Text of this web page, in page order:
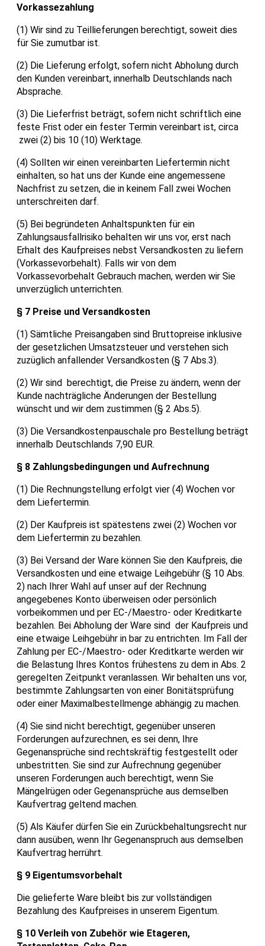
Vorkassezahlung
(1) Wir sind zu Teillieferungen berechtigt, soweit dies
für Sie zumutbar ist.
(2) Die Lieferung erfolgt, sofern nicht Abholung durch
den Kunden vereinbart, innerhalb Deutschlands nach
Absprache.
(3) Die Lieferfrist beträgt, sofern nicht schriftlich eine
feste Frist oder ein fester Termin vereinbart ist, circa
zwei (2) bis 10 (10) Werktage.
(4) Sollten wir einen vereinbarten Liefertermin nicht
einhalten, so hat uns der Kunde eine angemessene
Nachfrist zu setzen, die in keinem Fall zwei Wochen
unterschreiten darf.
(5) Bei begründeten Anhaltspunkten für ein
Zahlungsausfallrisiko behalten wir uns vor, erst nach
Erhalt des Kaufpreises nebst Versandkosten zu liefern
(Vorkassevorbehalt). Falls wir von dem
Vorkassevorbehalt Gebrauch machen, werden wir Sie
unverzüglich unterrichten.
§ 7 Preise und Versandkosten
(1) Sämtliche Preisangaben sind Bruttopreise inklusive
der gesetzlichen Umsatzsteuer und verstehen sich
zuzüglich anfallender Versandkosten (§ 7 Abs.3).
(2) Wir sind berechtigt, die Preise zu ändern, wenn der
Kunde nachträgliche Änderungen der Bestellung
wünscht und wir dem zustimmen (§ 2 Abs.5).
(3) Die Versandkostenpauschale pro Bestellung beträgt
innerhalb Deutschlands 7,90 EUR.
§ 8 Zahlungsbedingungen und Aufrechnung
(1) Die Rechnungstellung erfolgt vier (4) Wochen vor
dem Liefertermin.
(2) Der Kaufpreis ist spätestens zwei (2) Wochen vor
dem Liefertermin zu bezahlen.
(3) Bei Versand der Ware können Sie den Kaufpreis, die
Versandkosten und eine etwaige Leihgebühr (§ 10 Abs.
2) nach Ihrer Wahl auf unser auf der Rechnung
angegebenes Konto überweisen oder persönlich
vorbeikommen und per EC-/Maestro- oder Kreditkarte
bezahlen. Bei Abholung der Ware sind der Kaufpreis und
eine etwaige Leihgebühr in bar zu entrichten. Im Fall der
Zahlung per EC-/Maestro- oder Kreditkarte werden wir
die Belastung Ihres Kontos frühestens zu dem in Abs. 2
geregelten Zeitpunkt veranlassen. Wir behalten uns vor,
bestimmte Zahlungsarten von einer Bonitätsprüfung
oder einer Maximalbestellmenge abhängig zu machen.
(4) Sie sind nicht berechtigt, gegenüber unseren
Forderungen aufzurechnen, es sei denn, Ihre
Gegenansprüche sind rechtskräftig festgestellt oder
unbestritten. Sie sind zur Aufrechnung gegenüber
unseren Forderungen auch berechtigt, wenn Sie
Mängelrügen oder Gegenansprüche aus demselben
Kaufvertrag geltend machen.
(5) Als Käufer dürfen Sie ein Zurückbehaltungsrecht nur
dann ausüben, wenn Ihr Gegenanspruch aus demselben
Kaufvertrag herrührt.
§ 9 Eigentumsvorbehalt
Die gelieferte Ware bleibt bis zur vollständigen
Bezahlung des Kaufpreises in unserem Eigentum.
§ 10 Verleih von Zubehör wie Etageren,